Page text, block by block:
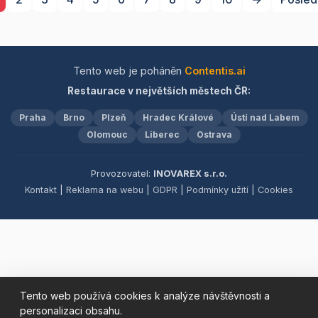
Tento web používá cookies k analýze návštěvnosti a
personalizaci obsahu.
které uspokojí i ty
na našich sofistikovaných
večeřích, které kladou
důraz na čerstvost a
kteří touží po něčem
výjimečném, nabízíme také
promění každou událost v
nezapomenutelný
vaši návštěvu!
uměleckým dílem. Dopřejte
autentické chutě Itálie v
pohodlí vašeho
domova.&quot;
Tento web je poháněn Contentis.ai
Restaurace v největších městech ČR:
Praha Brno Plzeň Hradec Králové
Ústí nad Labem
Olomouc
Liberec Ostrava
Provozovatel: INOVAREX s.r.o.
Kontakt
Reklama na webu GDPR Podmínky užití Cookies